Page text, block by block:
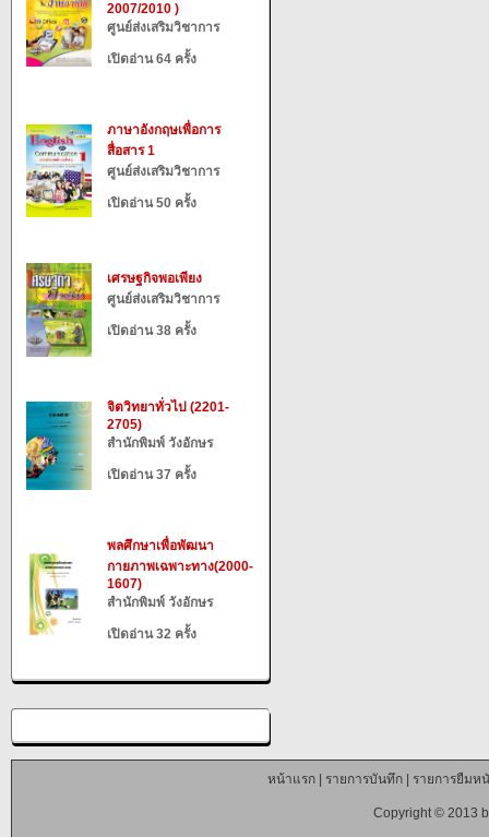
2007/2010 )
ศูนย์ส่งเสริมวิชาการ
เปิดอ่าน 64 ครั้ง
ภาษาอังกฤษเพื่อการ
สื่อสาร 1
ศูนย์ส่งเสริมวิชาการ
เปิดอ่าน 50 ครั้ง
เศรษฐกิจพอเพียง
ศูนย์ส่งเสริมวิชาการ
เปิดอ่าน 38 ครั้ง
จิตวิทยาทั่วไป (2201-
2705)
สำนักพิมพ์ วังอักษร
เปิดอ่าน 37 ครั้ง
พลศึกษาเพื่อพัฒนา
กายภาพเฉพาะทาง(2000-
1607)
สำนักพิมพ์ วังอักษร
เปิดอ่าน 32 ครั้ง
หน้าแรก| รายการบันทึก| รายการยืมห
Copyright © 2013